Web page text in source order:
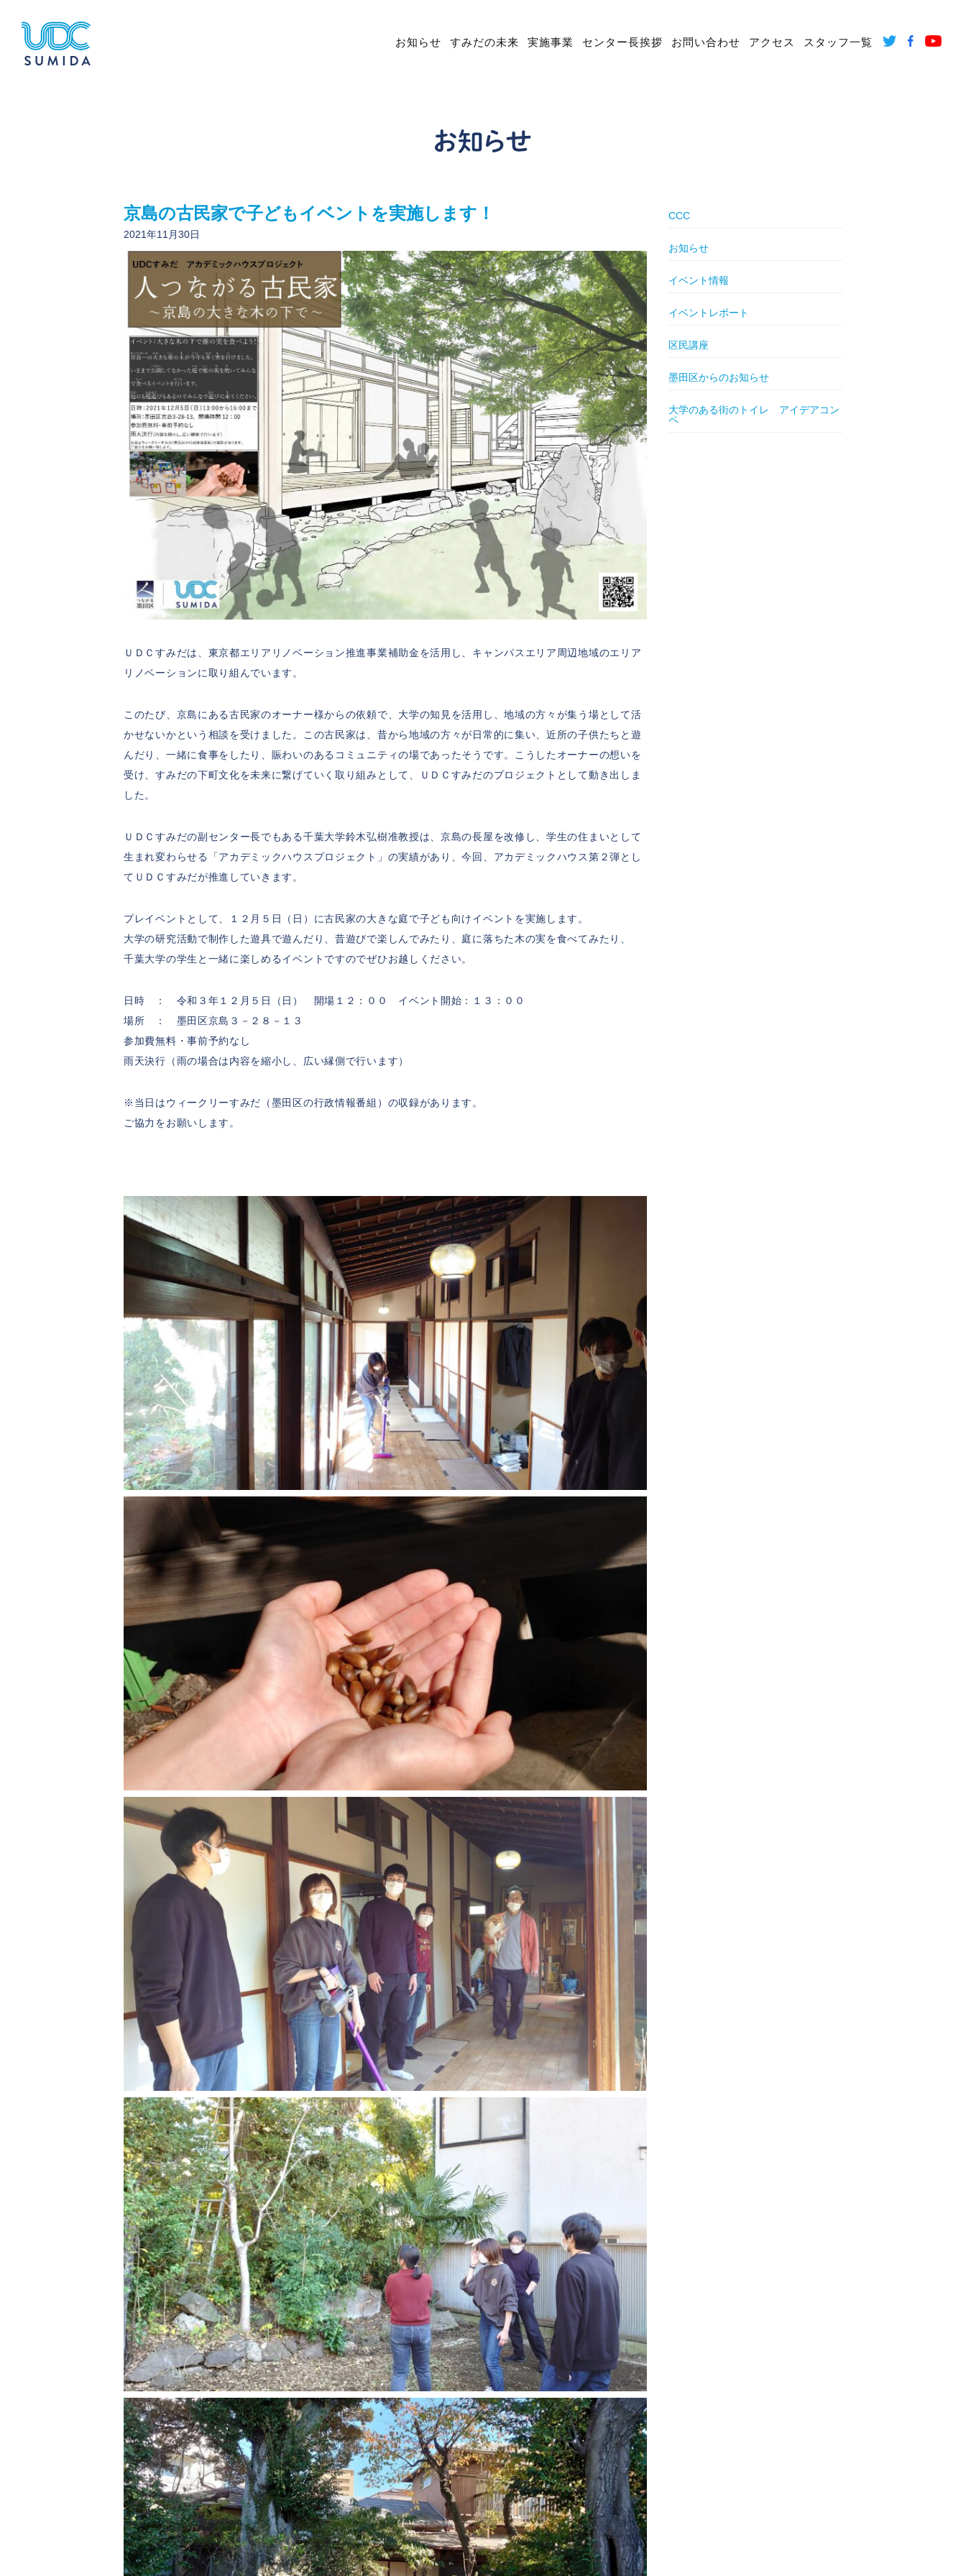
お知らせ すみだの未来 実施事業 センター長挨拶 お問い合わせ アクセス スタッフ一覧
京島の古民家で子どもイベントを実施します！
2021年11月30日
ＵＤＣすみだは、東京都エリアリノベーション推進事業補助金を活用し、キャンパスエリア周辺地域のエリア
リノベーションに取り組んでいます。
このたび、京島にある古民家のオーナー様からの依頼で、大学の知見を活用し、地域の方々が集う場として活
かせないかという相談を受けました。この古民家は、昔から地域の方々が日常的に集い、近所の子供たちと遊
んだり、一緒に食事をしたり、賑わいのあるコミュニティの場であったそうです。こうしたオーナーの想いを
受け、すみだの下町文化を未来に繋げていく取り組みとして、ＵＤＣすみだのプロジェクトとして動き出しま
した。
ＵＤＣすみだの副センター長でもある千葉大学鈴木弘樹准教授は、京島の長屋を改修し、学生の住まいとして
生まれ変わらせる「アカデミックハウスプロジェクト」の実績があり、今回、アカデミックハウス第２弾とし
てＵＤＣすみだが推進していきます。
プレイベントとして、１２月５日（日）に古民家の大きな庭で子ども向けイベントを実施します。
大学の研究活動で制作した遊具で遊んだり、昔遊びで楽しんでみたり、庭に落ちた木の実を食べてみたり、
千葉大学の学生と一緒に楽しめるイベントですのでぜひお越しください。
日時 ： 令和３年１２月５日（日） 開場１２：００ イベント開始：１３：００
場所 ： 墨田区京島３－２８－１３
参加費無料・事前予約なし
雨天決行（雨の場合は内容を縮小し、広い縁側で行います）
※当日はウィークリーすみだ（墨田区の行政情報番組）の収録があります。
ご協力をお願いします。
CCC
お知らせ
イベント情報
イベントレポート
区民講座
墨田区からのお知らせ
大学のある街のトイレ アイデアコン
ペ